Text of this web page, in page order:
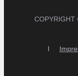
COPYRIGHT
I